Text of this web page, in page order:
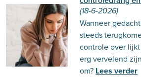
(18-6-2026)
Wanneer
steeds
controle over
erg vervelend
om? Lees verder